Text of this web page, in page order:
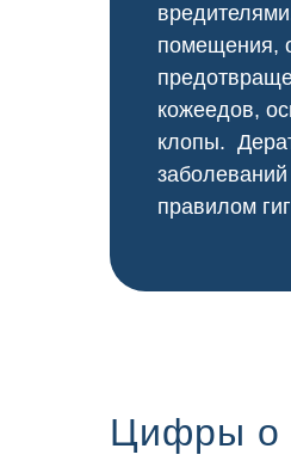
помещения,
кожеедов,
клопы.
правилом
Цифры о